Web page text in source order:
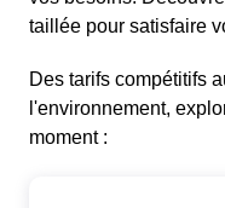
taillée pour satisfaire
Des tarifs compétitifs
l'environnement,
moment :